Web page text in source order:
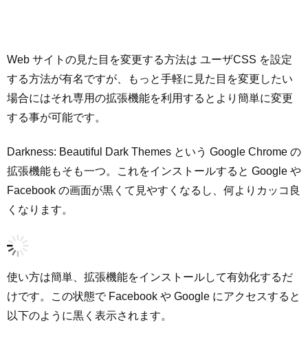
Web サイトの見た目を変更する方法は ユーザCSS を設定
する方法が有名ですが、もっと手軽に見た目を変更したい
場合にはそれ専用の拡張機能を利用するとより簡単に変更
する事が可能です。
Darkness: Beautiful Dark Themes という Google Chrome の
拡張機能もそも一つ。これをインストールすると Google や
Facebook の画面が黒くて見やすくなるし、何よりカッコ良
くなります。
使い方は簡単、拡張機能をインストールして有効化するだ
けです。この状態で Facebook や Google にアクセスすると
以下のように黒く表示されます。